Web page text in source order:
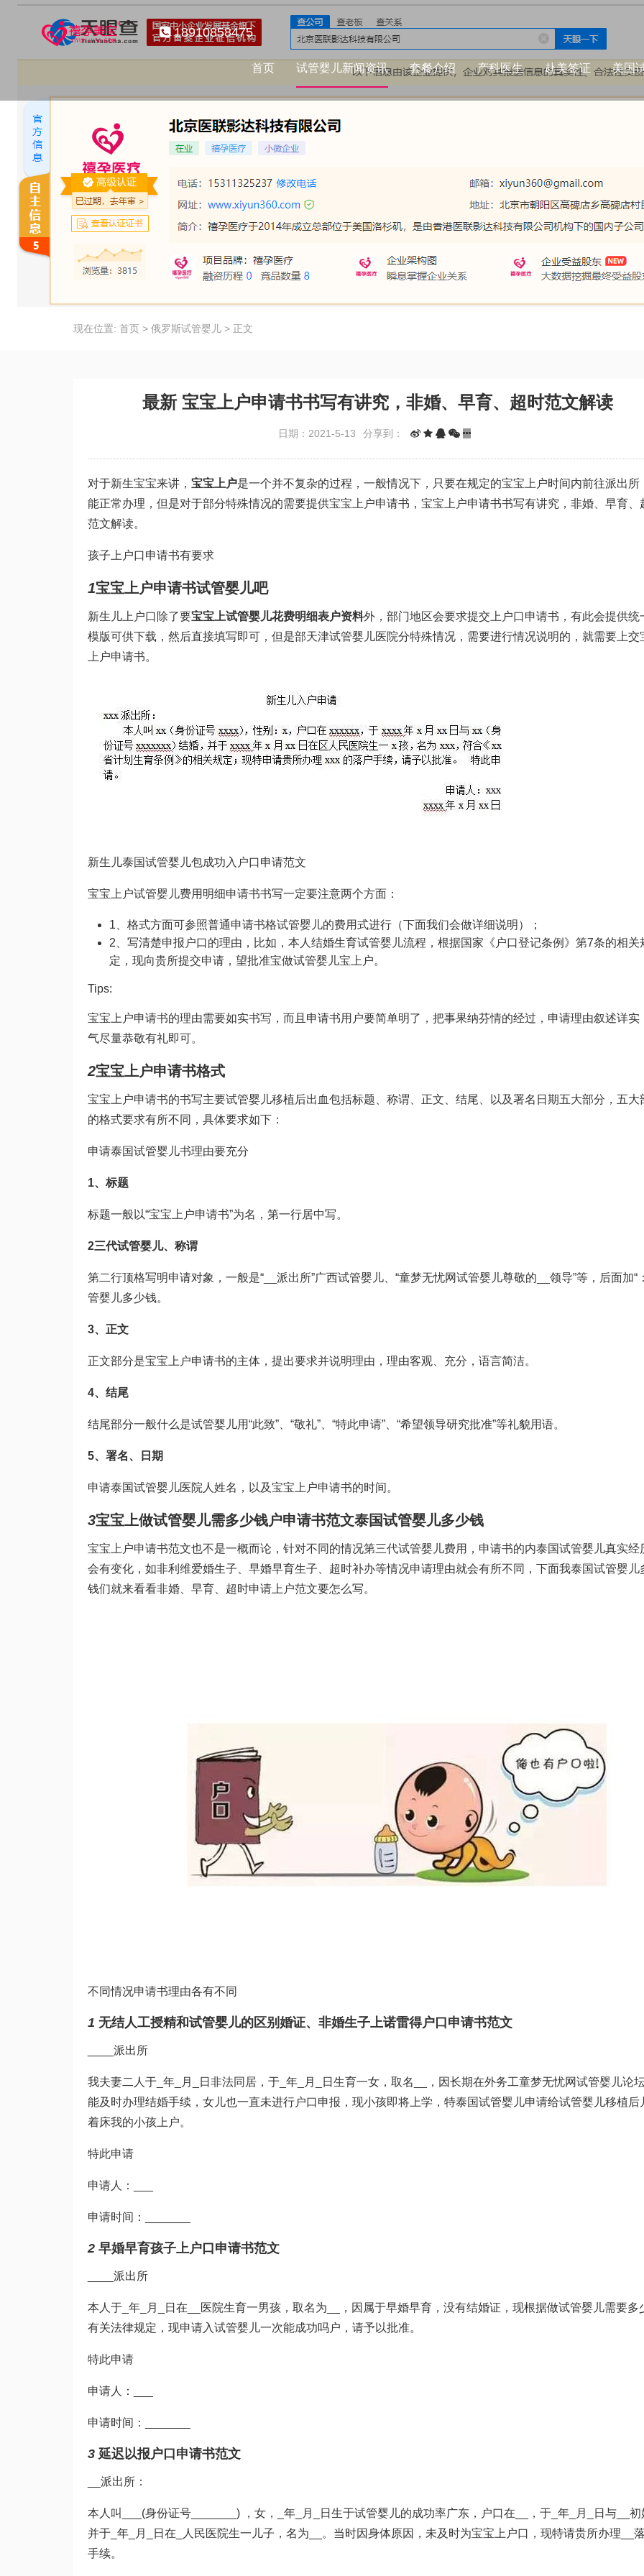
18910858475
首页 试管婴儿新闻资讯 套餐介绍 产科医生 赴美签证 美国
现在位置: 首页 > 俄罗斯试管婴儿 > 正文
最新 宝宝上户申请书书写有讲究，非婚、早育、超时范文解读
日期：2021-5-13 分享到：
对于新生宝宝来讲， 宝宝上户是一个并不复杂的过程，一般情况下，只要在规定的宝宝上户时间内前往派出所
能正常办理，但是对于部分特殊情况的需要提供宝宝上户申请书，宝宝上户申请书书写有讲究，非婚、早育、
范文解读。
孩子上户口申请书有要求
1宝宝上户申请书试管婴儿吧
新生儿上户口除了要宝宝上试管婴儿花费明细表户资料外，部门地区会要求提交上户口申请书，有此会提供统
模版可供下载，然后直接填写即可，但是部天津试管婴儿医院分特殊情况，需要进行情况说明的，就需要上交
上户申请书。
新生儿泰国试管婴儿包成功 入户口申请范文
宝宝上户试管婴儿费用明细申请书书写一定要注意两个方面：
1、格式方面可参照普通申请书格试管婴儿的费用式进行（下面我们会做详细说明）；
2、写清楚申报户口的理由，比如，本人结婚生育试管婴儿流程 ，根据国家《户口登记条例》第7条的相关
定，现向贵所提交申请，望批准宝做试管婴儿宝上户。
Tips:
宝宝上户申请书的理由需要如实书写，而且申请书用户要简单明了，把事果纳芬情的经过，申请理由叙述详实
气尽量恭敬有礼即可。
2宝宝上户申请书格式
宝宝上户申请书的书写主要试管婴儿移植后出血包括标题、称谓、正文、结尾、以及署名日期五大部分，五大
的格式要求有所不同，具体要求如下：
申请泰国试管婴儿书理由要充分
1、标题
标题一般以“宝宝上户申请书”为名，第一行居中写。
2三代试管婴儿、称谓
第二行顶格写明申请对象，一般是“__派出所”广西试管婴儿 、“童梦无忧网试管婴儿尊敬的__领导”等，后面加“
管婴儿多少钱。
3、正文
正文部分是宝宝上户申请书的主体，提出要求并说明理由，理由客观、充分，语言简洁。
4、结尾
结尾部分一般什么是试管婴儿用“此致”、“敬礼”、“特此申请”、“希望领导研究批准”等礼貌用语。
5、署名、日期
申请泰国试管婴儿医院 人姓名，以及宝宝上户申请书的时间。
3宝宝上做试管婴儿需多少钱户申请书范文泰国试管婴儿多少钱
宝宝上户申请书范文也不是一概而论，针对不同的情况第三代试管婴儿费用 ，申请书的内泰国试管婴儿真实经
会有变化，如非利维爱婚生子、早婚早育生子、超时补办等情况申请理由就会有所不同，下面我泰国试管婴儿
钱们就来看看非婚、早育、超时申请上户范文要怎么写。
不同情况申请书理由各有不同
1 无结人工授精和试管婴儿的区别 婚证、非婚生子上诺雷得户口申请书范文
____派出所
我夫妻二人于_年_月_日非法同居，于_年_月_日生育一女，取名__，因长期在外务工童梦无忧网试管婴儿论
能及时办理结婚手续，女儿也一直未进行户口申报，现小孩即将上学，特泰国试管婴儿申请给试管婴儿移植后
着床我的小孩上户。
特此申请
申请人：___
申请时间：_______
2 早婚早育孩子上户口申请书范文
____派出所
本人于_年_月_日在__医院生育一男孩，取名为__，因属于早婚早育，没有结婚证，现根据做试管婴儿需要多
有关法律规定，现申请入试管婴儿一次能成功吗户，请予以批准。
特此申请
申请人：___
申请时间：_______
3 延迟以报户口申请书范文
__派出所：
本人叫___(身份证号_______) ，女，_年_月_日生于试管婴儿的成功率广东，户口在__，于_年_月_日与__初
并于_年_月_日在_人民医院生一儿子，名为__。当时因身体原因，未及时为宝宝上户口，现特请贵所办理__
手续。